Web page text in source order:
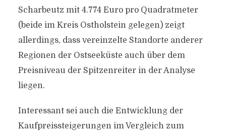
Scharbeutz mit 4.774 Euro pro Quadratmeter
(beide im Kreis Ostholstein gelegen) zeigt
allerdings, dass vereinzelte Standorte anderer
Regionen der Ostseeküste auch über dem
Preisniveau der Spitzenreiter in der Analyse
liegen.
Interessant sei auch die Entwicklung der
Kaufpreissteigerungen im Vergleich zum